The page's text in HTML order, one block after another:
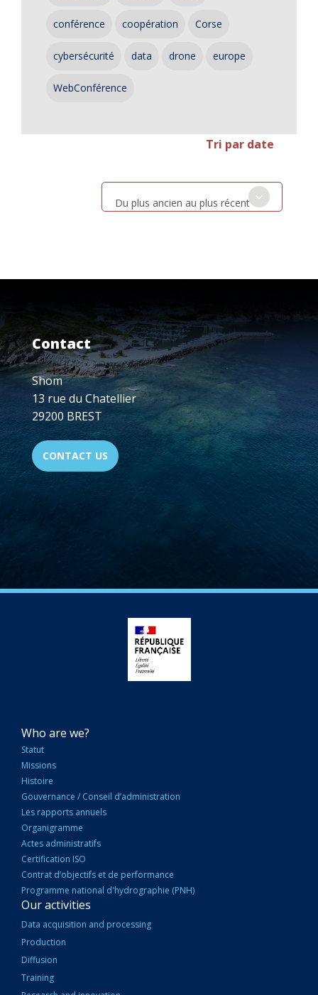
conférence coopération Corse
cybersécurité data drone europe
WebConférence
Tri par date
Du plus ancien au plus récent
Contact
Shom
13 rue du Chatellier
29200 BREST
CONTACT US
NAVIGATION
PRINCIPALE
Who are we?
Statut
Missions
Histoire
Gouvernance / Conseil d’administration
Les rapports annuels
Organigramme
Actes administratifs
Certification ISO
Contrat d’objectifs et de performance
Programme national d'hydrographie (PNH)
Our activities
Data acquisition and processing
Production
Diffusion
Training